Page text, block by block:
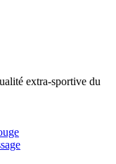
extra-sportive du